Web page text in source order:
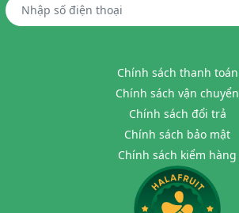
Chính sách thanh toán
Chính sách vận chuyển
Chính sách đổi trả
Chính sách bảo mật
Chính sách kiểm hàng